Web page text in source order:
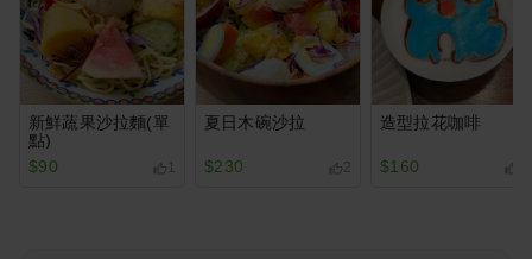
新鮮蔬果沙拉麵(單
點)
$90
夏日木碗沙拉
$230 2
造型拉花咖啡
$160